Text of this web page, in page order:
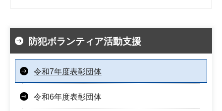
防犯ボランティア活動支援
令和7年度表彰団体
令和6年度表彰団体